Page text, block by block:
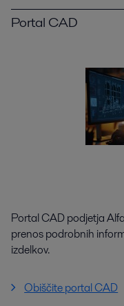
Portal CAD
Portal CAD podjetja
prenos podrobnih
izdelkov.
Obiščite portal CAD